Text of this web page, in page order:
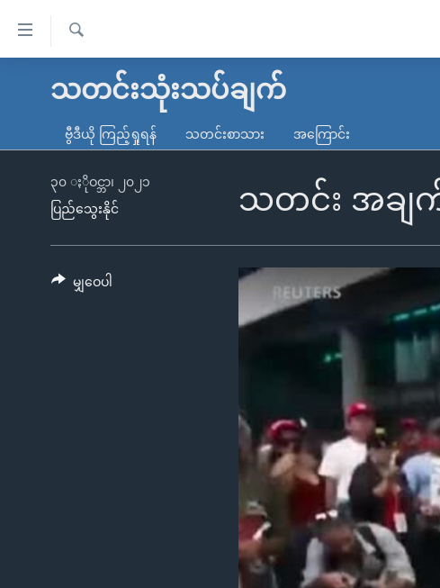
လွယ်ကူ
သည့်
မူလစာမျက်နှာ
ကမ္ဘာ့သတင်းများ
နိုင်ငံတကာ
အမေရိကန်
တရုတ်
အစ္စရေး-ပါလက်စတိုင်း
သတင်းလွတ်လပ်ခွင့်
ရပ်ဝန်းတခု လမ်းတခု အလွန်
အင်္ဂလိပ်စာလေ့လာမယ်
ရ
သတင်းသုံးသပ်ချက်
ဗွီဒီယို ကြည့်ရှုရန် သတင်းစာသား အကြောင်း
သတင်း အချ
၃၀ ႏိုဝင္ဘာ၊ ၂၀၂၁
ပြည်သွေးနိုင်
မျှဝေပါ